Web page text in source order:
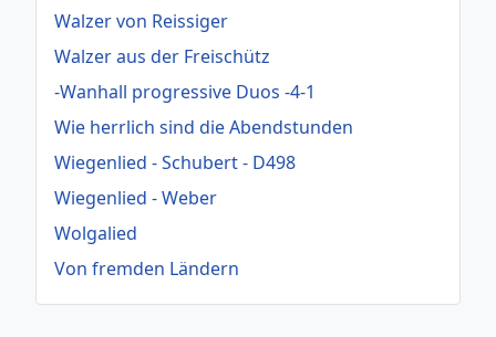
Walzer von Reissiger
Walzer aus der Freischütz
-Wanhall progressive Duos -4-1
Wie herrlich sind die Abendstunden
Wiegenlied - Schubert - D498
Wiegenlied - Weber
Wolgalied
Von fremden Ländern